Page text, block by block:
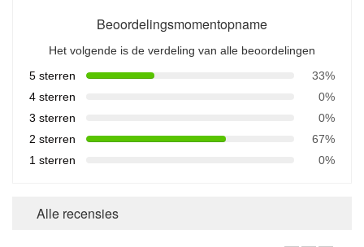
Beoordelingsmomentopname
Het volgende is de verdeling van alle beoordelingen
5 sterren
33%
4 sterren
0%
3 sterren
0%
2 sterren
67%
1 sterren
0%
Alle recensies